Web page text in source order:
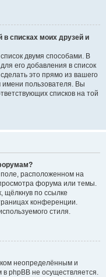
в списках моих друзей и
двумя способами. В
его добавления в список
это прямо из вашего
имени пользователя. Вы
списков на той
расположенном на
форума или темы.
щёлкнув по ссылке
конференции.
стиля.
неопределённым и
phpBB не осуществляется.